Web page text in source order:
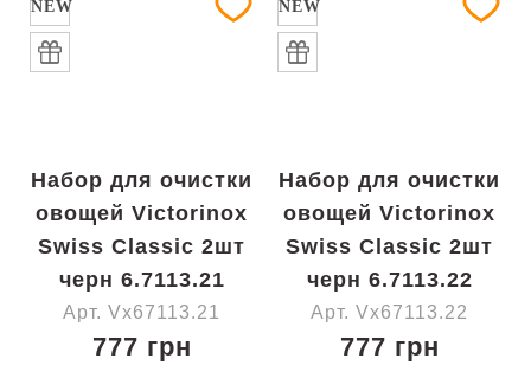
NEW
Набор для очистки
овощей Victorinox
Swiss Classic 2шт
черн 6.7113.21
Арт. Vx67113.21
777 грн
NEW
Набор для очистки
овощей Victorinox
Swiss Classic 2шт
черн 6.7113.22
Арт. Vx67113.22
777 грн